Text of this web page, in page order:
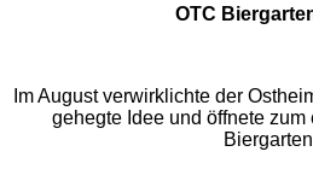
OTC
Im August verwirklichte der
gehegte Idee und öffnete